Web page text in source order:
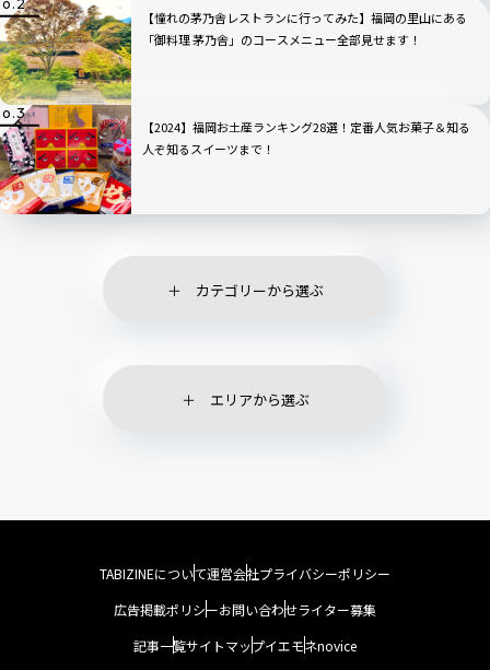
【憧れの茅乃舎レストランに行ってみた】福岡の里山にある
「御料理 茅乃舎」のコースメニュー全部見せます！
【2024】福岡お土産ランキング28選！定番人気お菓子＆知る
人ぞ知るスイーツまで！
カテゴリーから選ぶ
エリアから選ぶ
TABIZINEについて運営会社プライバシーポリシー
広告掲載ポリシーお問い合わせライター募集
記事一覧サイトマップイエモネnovice